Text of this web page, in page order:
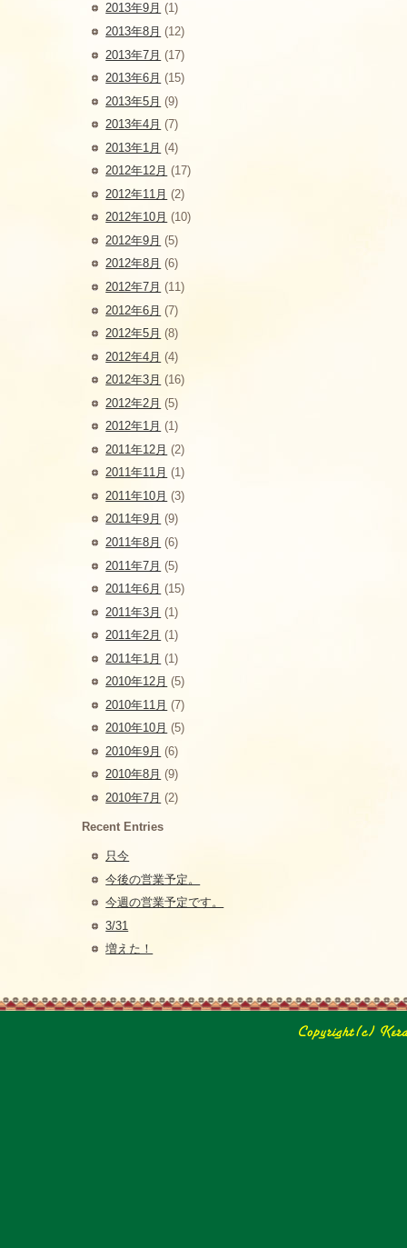
2013年9月 (1)
2013年8月 (12)
2013年7月 (17)
2013年6月 (15)
2013年5月 (9)
2013年4月 (7)
2013年1月 (4)
2012年12月 (17)
2012年11月 (2)
2012年10月 (10)
2012年9月 (5)
2012年8月 (6)
2012年7月 (11)
2012年6月 (7)
2012年5月 (8)
2012年4月 (4)
2012年3月 (16)
2012年2月 (5)
2012年1月 (1)
2011年12月 (2)
2011年11月 (1)
2011年10月 (3)
2011年9月 (9)
2011年8月 (6)
2011年7月 (5)
2011年6月 (15)
2011年3月 (1)
2011年2月 (1)
2011年1月 (1)
2010年12月 (5)
2010年11月 (7)
2010年10月 (5)
2010年9月 (6)
2010年8月 (9)
2010年7月 (2)
Recent Entries
只今
今後の営業予定。
今週の営業予定です。
3/31
増えた！